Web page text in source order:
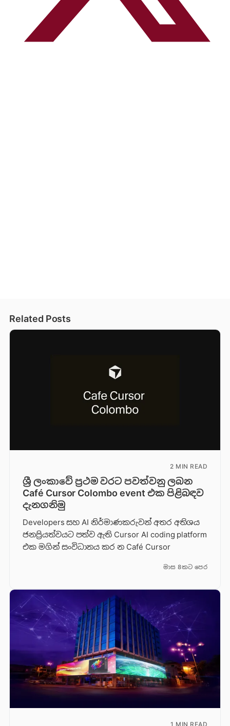
Related Posts
2 MIN READ
ශ්‍රී ලංකාවේ ප්‍රථම වරට පවත්වනු ලබන
Café Cursor Colombo event එක පිළිබඳව
දැනගනිමු
Developers සහ AI නිර්මාණකරුවන් අතර අතිශය
ජනප්‍රියත්වයට පත්ව ඇති Cursor AI coding platform
එක මගින් සංවිධානය කර න Café Cursor
මාස 8කට පෙර
1 MIN READ